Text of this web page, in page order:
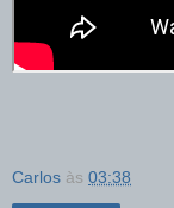
Carlos às 03:38